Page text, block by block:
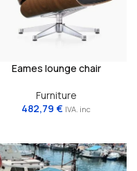
Eames lounge chair
Furniture
482,79 € IVA. inc